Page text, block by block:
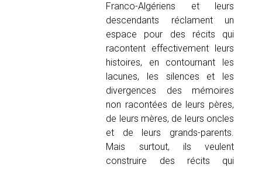
Franco-Algériens et leurs
descendants réclament un
espace pour des récits qui
racontent effectivement leurs
histoires, en contournant les
lacunes, les silences et les
divergences des mémoires
non racontées de leurs pères,
de leurs mères, de leurs oncles
et de leurs grands-parents.
Mais surtout, ils veulent
construire des récits qui